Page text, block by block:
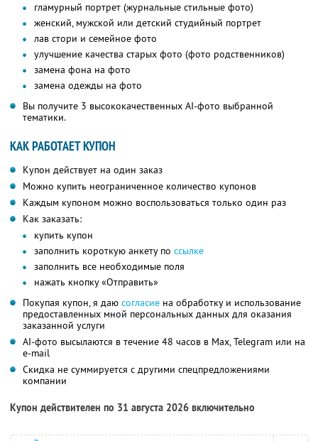
гламурный портрет (журнальные стильные фото)
женский, мужской или детский студийный портрет
лав стори и семейное фото
улучшение качества старых фото (фото родственников)
замена фона на фото
замена одежды на фото
Вы получите 3 высококачественных AI-фото выбранной
тематики.
КАК РАБОТАЕТ КУПОН
Купон действует на один заказ
Можно купить неограниченное количество купонов
Каждым купоном можно воспользоваться только один раз
Как заказать:
купить купон
заполнить короткую анкету по ссылке
заполнить все необходимые поля
нажать кнопку «Отправить»
Покупая купон, я даю согласие на обработку и использование
предоставленных мной персональных данных для оказания
заказанной услуги
AI-фото высылаются в течение 48 часов в Max, Telegram или на
e-mail
Скидка не суммируется с другими спецпредложениями
компании
Купон действителен по 31 августа 2026 включительно